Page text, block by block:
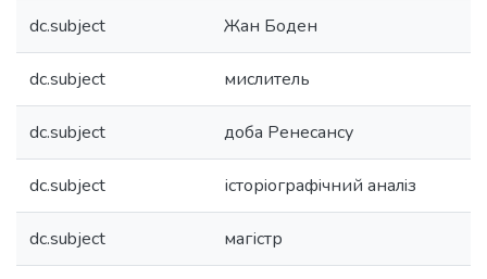
dc.subject Жан Боден
dc.subject мислитель
dc.subject доба Ренесансу
dc.subject історiографiчний аналiз
dc.subject магістр